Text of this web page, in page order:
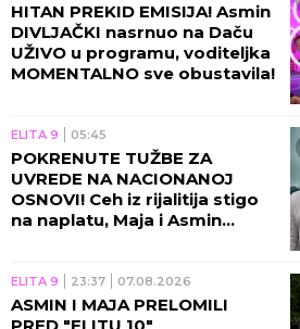
HITAN PREKID EMISIJA! Asmin
DIVLJAČKI nasrnuo na Daču
UŽIVO u programu, voditeljka
MOMENTALNO sve obustavila!
ELITA 9 05:45
POKRENUTE TUŽBE ZA
UVREDE NA NACIONANOJ
OSNOVI! Ceh iz rijalitija stigo
na naplatu, Maja i Asmin
ELITA 9 23:37 07.08.2026
ASMIN I MAJA PRELOMILI